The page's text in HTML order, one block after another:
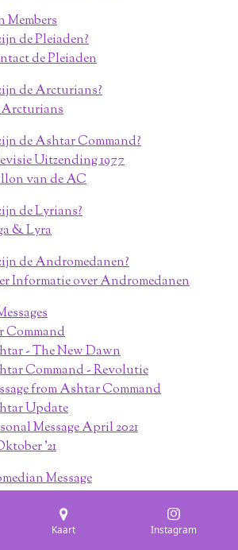
Members
de Pleiaden?
de Pleiaden
de Arcturians?
de Ashtar Command?
Uitzending 1977
van de AC
de Lyrians?
& Lyra
de Andromedanen?
Informatie over Andromedanen
Command
- The New Dawn
Command - Revolutie
from Ashtar Command
Update
Message April 2021
'21
Message
Message to the Starseeds
'21 Update
Kaart Instagram